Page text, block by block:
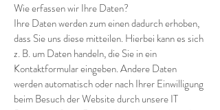
Wie erfassen wir Ihre Daten?
Ihre Daten werden zum einen dadurch erhoben,
dass Sie uns diese mitteilen. Hierbei kann es sich
z. B. um Daten handeln, die Sie in ein
Kontaktformular eingeben. Andere Daten
werden automatisch oder nach Ihrer Einwilligung
beim Besuch der Website durch unsere IT